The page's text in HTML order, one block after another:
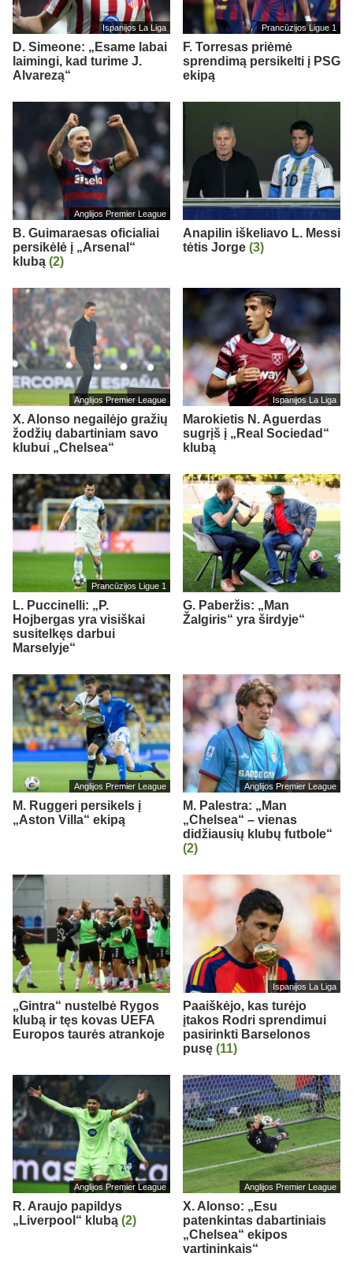
Ispanijos La Liga
D. Simeone: „Esame labai
laimingi, kad turime J.
Alvarezą“
Prancūzijos Ligue 1
F. Torresas priėmė
sprendimą persikelti į PSG
ekipą
Anglijos Premier League
B. Guimaraesas oficialiai
persikėlė į „Arsenal“
klubą (2)
Anapilin iškeliavo L. Messi
tėtis Jorge (3)
Anglijos Premier League
X. Alonso negailėjo gražių
žodžių dabartiniam savo
klubui „Chelsea“
Ispanijos La Liga
Marokietis N. Aguerdas
sugrįš į „Real Sociedad“
klubą
Prancūzijos Ligue 1
L. Puccinelli: „P.
Hojbergas yra visiškai
susitelkęs darbui
Marselyje“
G. Paberžis: „Man
Žalgiris“ yra širdyje“
Anglijos Premier League
M. Ruggeri persikels į
„Aston Villa“ ekipą
Anglijos Premier League
M. Palestra: „Man
„Chelsea“ – vienas
didžiausių klubų futbole“
(2)
„Gintra“ nustelbė Rygos
klubą ir tęs kovas UEFA
Europos taurės atrankoje
Ispanijos La Liga
Paaiškėjo, kas turėjo
įtakos Rodri sprendimui
pasirinkti Barselonos
pusę (11)
Anglijos Premier League
R. Araujo papildys
„Liverpool“ klubą (2)
Anglijos Premier League
X. Alonso: „Esu
patenkintas dabartiniais
„Chelsea“ ekipos
vartininkais“